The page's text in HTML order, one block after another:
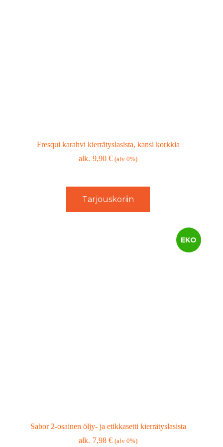
Fresqui karahvi kierrätyslasista, kansi korkkia
9,90€ (alv 0%)
Tarjouskoriin
EKO
Sabor 2-osainen öljy- ja etikkasetti kierrätyslasista
7,98€ (alv 0%)